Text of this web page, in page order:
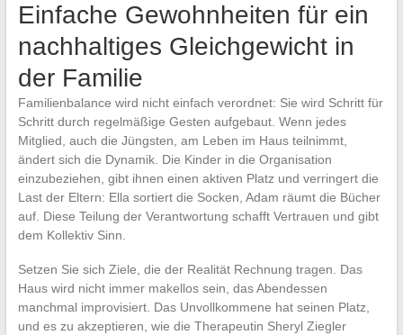
Einfache Gewohnheiten für ein
nachhaltiges Gleichgewicht in
der Familie
Familienbalance wird nicht einfach verordnet: Sie wird Schritt für
Schritt durch regelmäßige Gesten aufgebaut. Wenn jedes
Mitglied, auch die Jüngsten, am Leben im Haus teilnimmt,
ändert sich die Dynamik. Die Kinder in die Organisation
einzubeziehen, gibt ihnen einen aktiven Platz und verringert die
Last der Eltern: Ella sortiert die Socken, Adam räumt die Bücher
auf. Diese Teilung der Verantwortung schafft Vertrauen und gibt
dem Kollektiv Sinn.
Setzen Sie sich Ziele, die der Realität Rechnung tragen. Das
Haus wird nicht immer makellos sein, das Abendessen
manchmal improvisiert. Das Unvollkommene hat seinen Platz,
und es zu akzeptieren, wie die Therapeutin Sheryl Ziegler